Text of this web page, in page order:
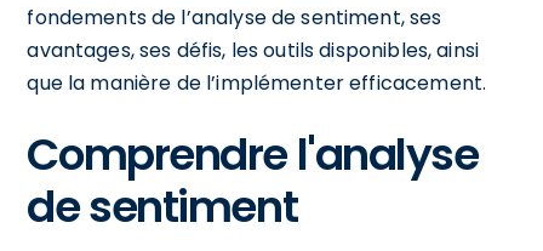
fondements de l’analyse de sentiment, ses
avantages, ses défis, les outils disponibles, ainsi
que la manière de l’implémenter efficacement.
Comprendre l'analyse
de sentiment